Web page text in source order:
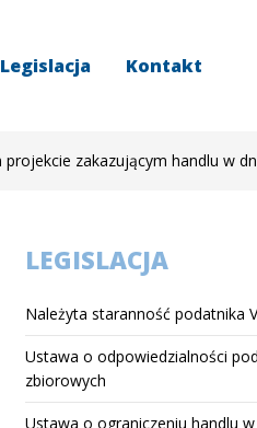
Legislacja Kontakt
projekcie zakazującym handlu w
LEGISLACJA
Należyta staranność podatnika
Ustawa o odpowiedzialności
zbiorowych
Ustawa o ograniczeniu handlu